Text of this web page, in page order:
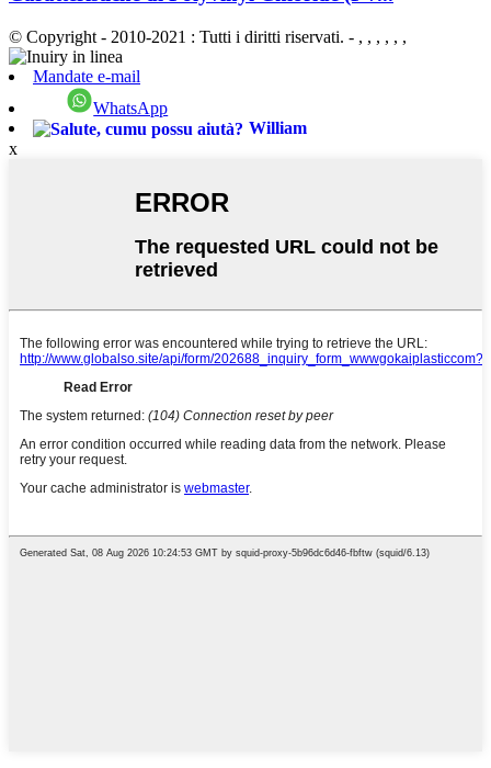
© Copyright - 2010-2021 : Tutti i diritti riservati. - , , , , , ,
Mandate e-mail
WhatsApp
William
x